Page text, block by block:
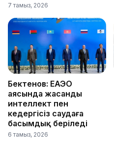
7 тамыз, 2026
Бектенов: ЕАЭО
аясында жасанды
интеллект пен
кедергісіз саудаға
басымдық беріледі
6 тамыз, 2026